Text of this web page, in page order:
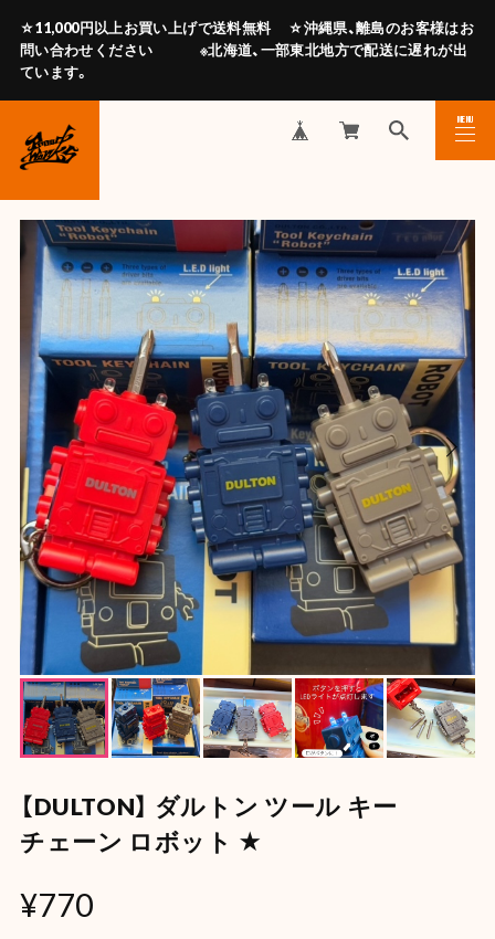
☆11,000円以上お買い上げで送料無料 ☆沖縄県、離島のお客様はお
問い合わせください ※北海道、一部東北地方で配送に遅れが出
ています。
MENU
CLOSE
【DULTON】 ダルトン ツール キー
チェーン ロボット ★
¥770